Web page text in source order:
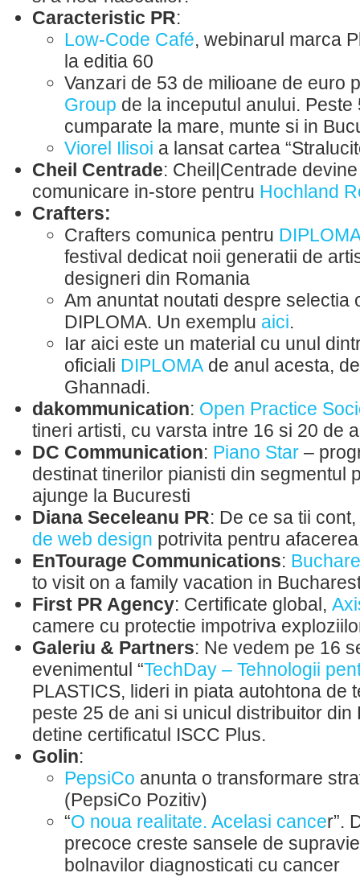
Caracteristic PR:
Low-Code Café, webinarul marca
la editia 60
Vanzari de 53 de milioane de euro
Group de la inceputul anului.
cumparate la mare, munte si in
Viorel Ilisoi a lansat cartea
Cheil Centrade: Cheil|Centrade
comunicare in-store pentru Hochland
Crafters:
Crafters comunica pentru
festival dedicat noii generatii de
designeri din Romania
Am anuntat noutati despre selectia
DIPLOMA. Un exemplu aici.
Iar aici este un material cu unul
oficiali DIPLOMA de anul acesta,
Ghannadi.
dakommunication: Open Practice
tineri artisti, cu varsta intre 16 si 20 de
DC Communication: Piano Star –
destinat tinerilor pianisti din segmentul
ajunge la Bucuresti
Diana Seceleanu PR: De ce sa tii
de web design potrivita pentru
EnTourage Communications:
to visit on a family vacation in
First PR Agency: Certificate global,
camere cu protectie impotriva
Galeriu & Partners: Ne vedem pe 16
evenimentul “TechDay – Tehnologii
PLASTICS, lideri in piata autohtona de
peste 25 de ani si unicul distribuitor din
detine certificatul ISCC Plus.
Golin:
PepsiCo anunta o transformare
(PepsiCo Pozitiv)
“O noua realitate. Acelasi cancer”.
precoce creste sansele de
bolnavilor diagnosticati cu cancer